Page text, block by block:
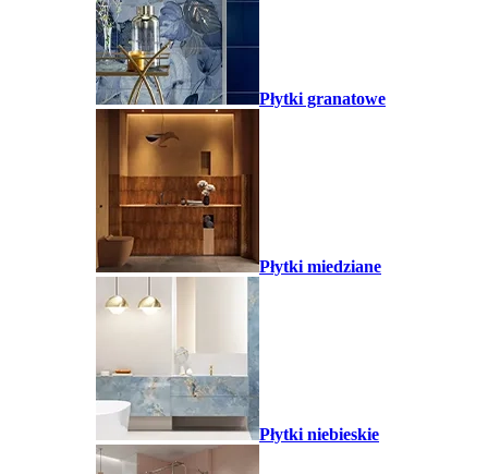
Płytki granatowe
Płytki miedziane
Płytki niebieskie